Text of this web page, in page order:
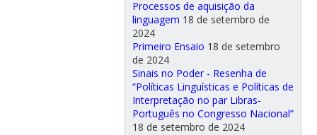
Processos de aquisição da
linguagem 18 de setembro de
2024
Primeiro Ensaio 18 de setembro
de 2024
Sinais no Poder - Resenha de
“Políticas Linguísticas e Políticas de
Interpretação no par Libras-
Português no Congresso Nacional”
18 de setembro de 2024